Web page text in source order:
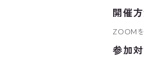
開催
ZOOM
参加